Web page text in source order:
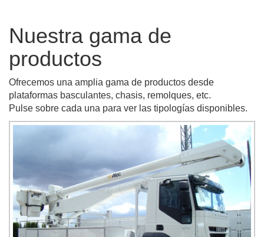
Nuestra gama de
productos
Ofrecemos una amplia gama de productos desde
plataformas basculantes, chasis, remolques, etc.
Pulse sobre cada una para ver las tipologías disponibles.